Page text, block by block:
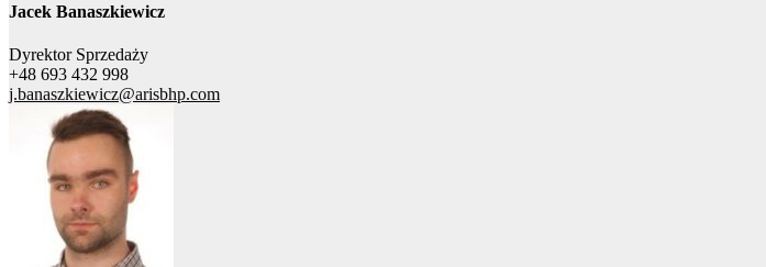
Jacek Banaszkiewicz
Dyrektor Sprzedaży
+48 693 432 998
j.banaszkiewicz@arisbhp.com